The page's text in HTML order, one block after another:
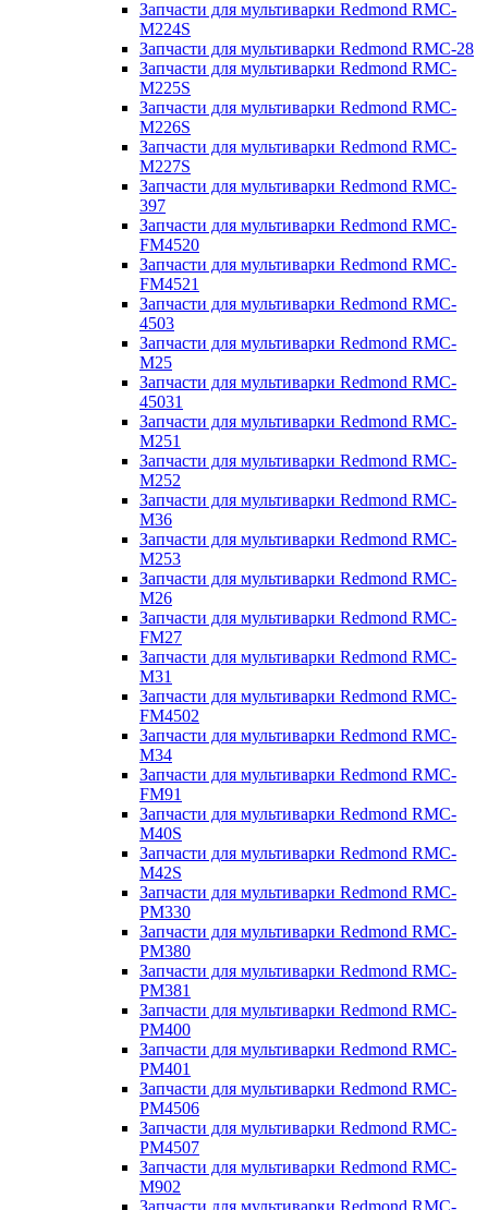
Запчасти для мультиварки Redmond RMC-
M224S
Запчасти для мультиварки Redmond RMC-28
Запчасти для мультиварки Redmond RMC-
M225S
Запчасти для мультиварки Redmond RMC-
M226S
Запчасти для мультиварки Redmond RMC-
M227S
Запчасти для мультиварки Redmond RMC-
397
Запчасти для мультиварки Redmond RMC-
FM4520
Запчасти для мультиварки Redmond RMC-
FM4521
Запчасти для мультиварки Redmond RMC-
4503
Запчасти для мультиварки Redmond RMC-
M25
Запчасти для мультиварки Redmond RMC-
45031
Запчасти для мультиварки Redmond RMC-
M251
Запчасти для мультиварки Redmond RMC-
M252
Запчасти для мультиварки Redmond RMC-
M36
Запчасти для мультиварки Redmond RMC-
M253
Запчасти для мультиварки Redmond RMC-
M26
Запчасти для мультиварки Redmond RMC-
FM27
Запчасти для мультиварки Redmond RMC-
M31
Запчасти для мультиварки Redmond RMC-
FM4502
Запчасти для мультиварки Redmond RMC-
M34
Запчасти для мультиварки Redmond RMC-
FM91
Запчасти для мультиварки Redmond RMC-
M40S
Запчасти для мультиварки Redmond RMC-
M42S
Запчасти для мультиварки Redmond RMC-
PM330
Запчасти для мультиварки Redmond RMC-
PM380
Запчасти для мультиварки Redmond RMC-
PM381
Запчасти для мультиварки Redmond RMC-
PM400
Запчасти для мультиварки Redmond RMC-
PM401
Запчасти для мультиварки Redmond RMC-
PM4506
Запчасти для мультиварки Redmond RMC-
PM4507
Запчасти для мультиварки Redmond RMC-
M902
Запчасти для мультиварки Redmond RMC-